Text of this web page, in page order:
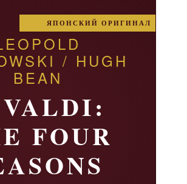
ЯПОНСКИЙ ОРИГИНАЛ
/ HUGH
BEAN
FOUR